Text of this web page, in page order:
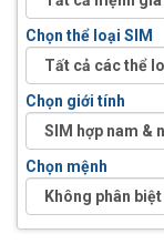
Chọn thể loại SIM
Chọn giới tính
Chọn mệnh